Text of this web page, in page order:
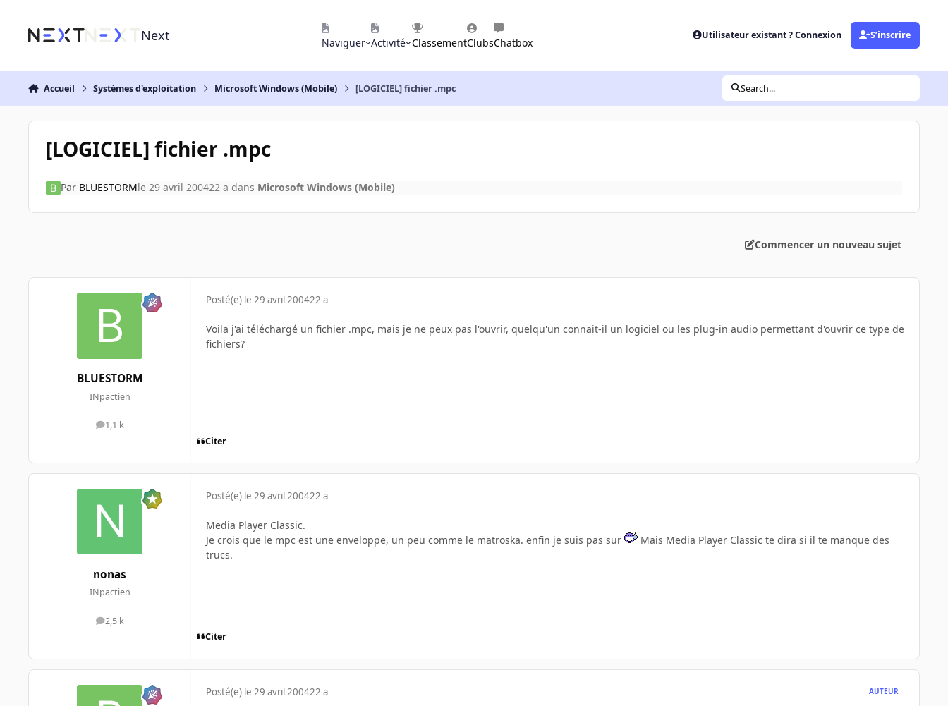
Next Naviguer Activité ClassementClubsChatbox
Utilisateur existant ? Connexion S’inscrire
Accueil Systèmes d'exploitation Microsoft Windows (Mobile) [LOGICIEL] fichier .mpc Search...
[LOGICIEL] fichier .mpc
Par BLUESTORMle 29 avril 200422 a dans Microsoft Windows (Mobile)
Commencer un nouveau sujet
BLUESTORM
INpactien
1,1 k
messages
Posté(e) le 29 avril 200422 a
Voila j'ai téléchargé un fichier .mpc, mais je ne peux pas l'ouvrir, quelqu'un connait-il un logiciel ou les plug-in audio permettant d'ouvrir ce type de
fichiers?
Citer
nonas
INpactien
2,5 k
messages
Posté(e) le 29 avril 200422 a
Media Player Classic.
Je crois que le mpc est une enveloppe, un peu comme le matroska. enfin je suis pas sur
Mais Media Player Classic te dira si il te manque des
trucs.
Citer
Posté(e) le 29 avril 200422 a AUTEUR